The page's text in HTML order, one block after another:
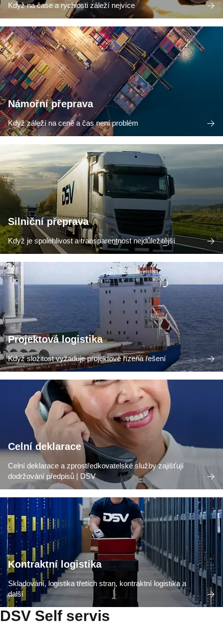
Když na čase a rychlosti záleží nejvíce
Námořní přeprava
Když záleží na ceně a čas není problém
Silniční přeprava
Když je spolehlivost a transparentnost nejdůležitější
Projektová logistika
Když složitost vyžaduje projektově řízená řešení
Celní deklarace
Celní deklarace a zprostředkovatelské služby zajišťují
dodržování předpisů | DSV
Kontraktní logistika
Skladování, logistika třetích stran, kontraktní logistika a
další
DSV Self servis